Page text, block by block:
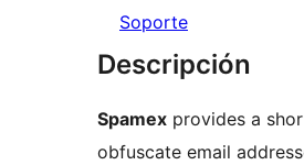
Soporte
Descripción
Spamex provides a
obfuscate email